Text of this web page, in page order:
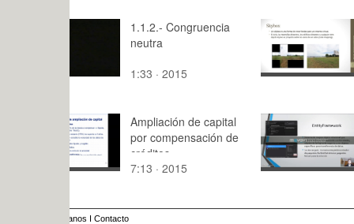
1.1.2.- Congruencia
1:33 · 2015
de
de
5:48 · 2023
Ampliación de capital
por compensación de
créditos
7:13 · 2015
5.Capa de
prácticas
8:48 · 2018